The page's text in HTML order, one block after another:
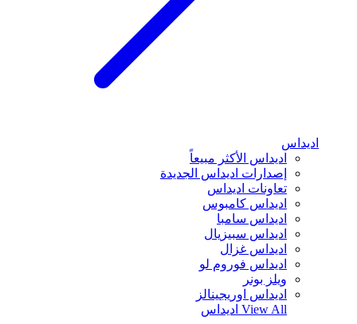
اديداس
اديداس الأكثر مبيعاً
إصدارات اديداس الجديدة
تعاونات اديداس
اديداس كامبوس
اديداس سامبا
اديداس سبيزيال
اديداس غزال
اديداس فوروم لو
ويلز بونر
اديداس اوريجينالز
View All اديداس